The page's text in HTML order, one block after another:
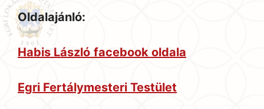
Oldalajánló:
Habis László facebook oldala
Egri Fertálymesteri Testület